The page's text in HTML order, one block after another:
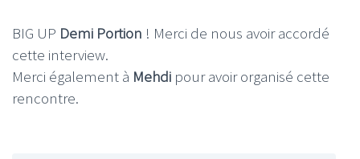
BIG UP Demi Portion ! Merci de nous avoir accordé
cette interview.
Merci également à Mehdi pour avoir organisé cette
rencontre.